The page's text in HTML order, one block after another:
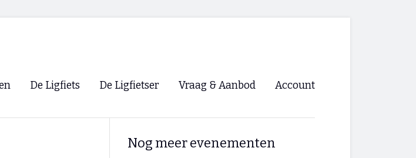
De Ligfiets De Ligfietser Vraag & Aanbod Account
Registreren
Nog meer evenementen